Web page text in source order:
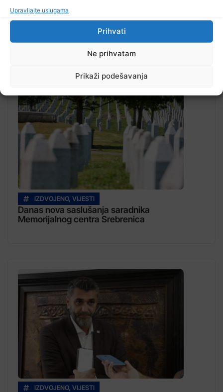
Upravljajte uslugama
Prihvati
Ne prihvatam
Prikaži podešavanja
IZDVOJENO, VIJESTI
Danas nova saslušanja saradnika
Memorijalnog centra Srebrenica
IZDVOJENO, VIJESTI